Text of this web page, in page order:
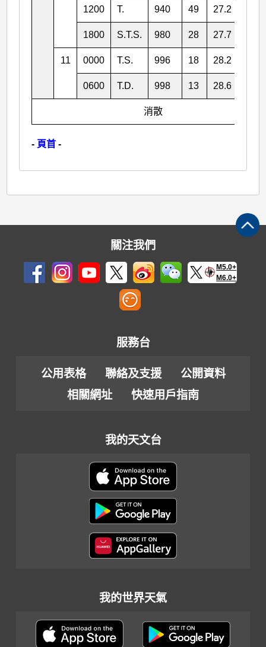
1200 T. 940 49 27.2
1800 S.T.S. 980 28 27.7
11 0000 T.S. 996 18 28.2
0600 T.D. 998 13 28.6
消散
- 頁首 -
關注我們
M5.0+
M6.0+
服務台
公用表格 聯絡及支援
公開資料
相關網址
快速用戶指南
我的天文台
我的世界天氣